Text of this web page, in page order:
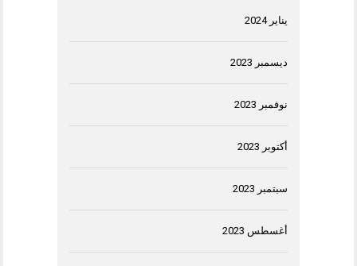
يناير 2024
ديسمبر 2023
نوفمبر 2023
أكتوبر 2023
سبتمبر 2023
أغسطس 2023